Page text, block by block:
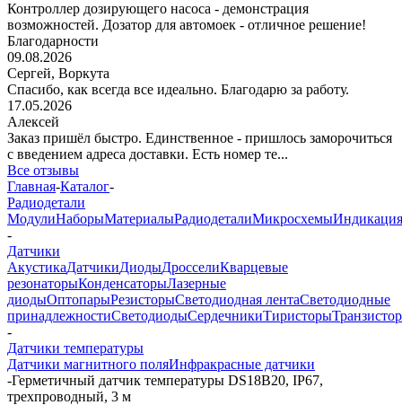
Контроллер дозирующего насоса - демонстрация
возможностей. Дозатор для автомоек - отличное решение!
Благодарности
09.08.2026
Сергей, Воркута
Спасибо, как всегда все идеально. Благодарю за работу.
17.05.2026
Алексей
Заказ пришёл быстро. Единственное - пришлось заморочиться
с введением адреса доставки. Есть номер те...
Все отзывы
Главная-Каталог-
Радиодетали
МодулиНаборыМатериалыРадиодеталиМикросхемыИндикация
-
Датчики
АкустикаДатчикиДиодыДросселиКварцевые
резонаторыКонденсаторыЛазерные
диодыОптопарыРезисторыСветодиодная лентаСветодиодные
принадлежностиСветодиодыСердечникиТиристоры
-
Датчики температуры
Датчики магнитного поляИнфракрасные датчики
-Герметичный датчик температуры DS18B20, IP67,
трехпроводный, 3 м